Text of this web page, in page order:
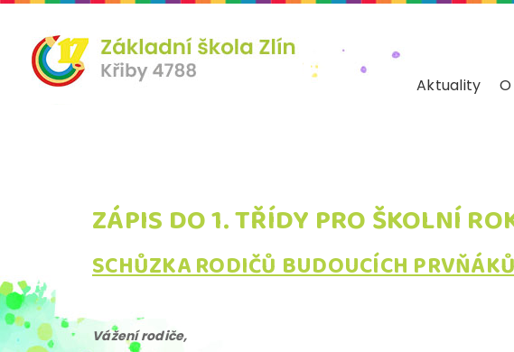
Aktuality
ZÁPIS DO 1. TŘÍDY PRO ŠKOLNÍ
SCHŮZKA RODIČŮ BUDOUCÍCH
Vážení rodiče,